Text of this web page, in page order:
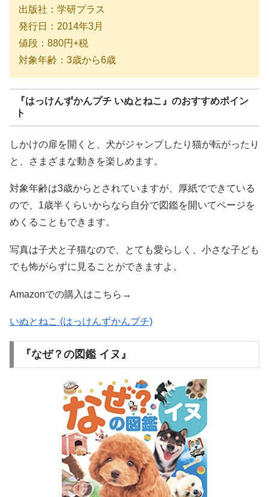
出版社：学研プラス
発行日：2014年3月
値段：880円+税
対象年齢：3歳から6歳
『はっけんずかんプチ いぬとねこ 』のおすすめポイン
ト
しかけの扉を開くと、犬がジャンプしたり猫が転がったり
と、さまざまな動きを楽しめます。
対象年齢は3歳からとされていますが、厚紙でできている
ので、1歳半くらいからなら自分で図鑑を開いてページを
めくることもできます。
写真は子犬と子猫なので、とても愛らしく、小さな子ども
でも怖がらずに見ることができますよ。
Amazonでの購入はこちら→
いぬとねこ (はっけんずかんプチ)
『なぜ？の図鑑 イヌ』